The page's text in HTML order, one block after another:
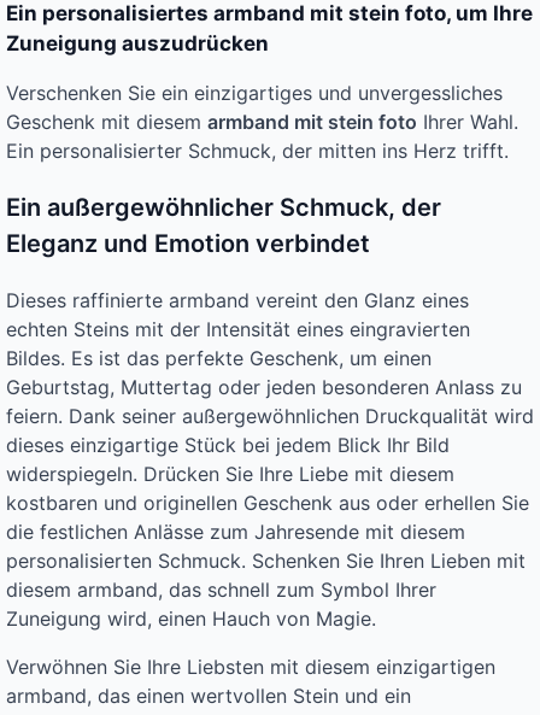
Ein personalisiertes armband mit stein foto, um Ihre
Zuneigung auszudrücken
Verschenken Sie ein einzigartiges und unvergessliches
Geschenk mit diesem armband mit stein foto Ihrer Wahl.
Ein personalisierter Schmuck, der mitten ins Herz trifft.
Ein außergewöhnlicher Schmuck, der
Eleganz und Emotion verbindet
Dieses raffinierte armband vereint den Glanz eines
echten Steins mit der Intensität eines eingravierten
Bildes. Es ist das perfekte Geschenk, um einen
Geburtstag, Muttertag oder jeden besonderen Anlass zu
feiern. Dank seiner außergewöhnlichen Druckqualität wird
dieses einzigartige Stück bei jedem Blick Ihr Bild
widerspiegeln. Drücken Sie Ihre Liebe mit diesem
kostbaren und originellen Geschenk aus oder erhellen Sie
die festlichen Anlässe zum Jahresende mit diesem
personalisierten Schmuck. Schenken Sie Ihren Lieben mit
diesem armband, das schnell zum Symbol Ihrer
Zuneigung wird, einen Hauch von Magie.
Verwöhnen Sie Ihre Liebsten mit diesem einzigartigen
armband, das einen wertvollen Stein und ein